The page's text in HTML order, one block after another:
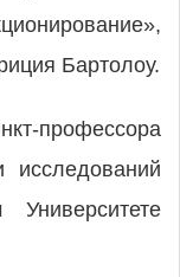
Бартолоу.
профессора
исследований